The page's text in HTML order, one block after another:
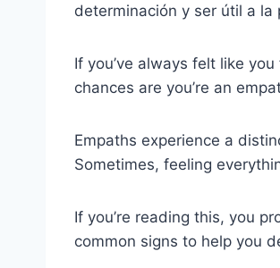
determinación y ser útil a la
If you’ve always felt like
chances are you’re an
Empaths experience a
Sometimes, feeling
If you’re reading this, you
common signs to help you